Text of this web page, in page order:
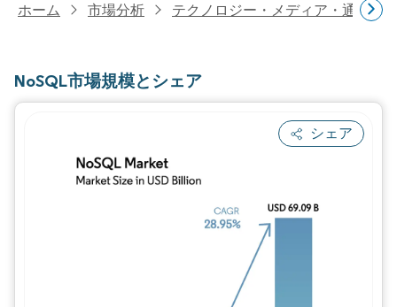
ホーム 市場分析 テクノロジー・メディア・通信研
NoSQL市場規模とシェア
シェア